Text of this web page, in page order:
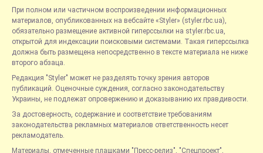
При полном или частичном воспроизведении информационных
материалов, опубликованных на вебсайте «Styler» (styler.rbc.ua),
обязательно размещение активной гиперссылки на styler.rbc.ua,
открытой для индексации поисковыми системами. Такая гиперссылка
должна быть размещена непосредственно в тексте материала не ниже
второго абзаца.
Редакция "Styler" может не разделять точку зрения авторов
публикаций. Оценочные суждения, согласно законодательству
Украины, не подлежат опровержению и доказыванию их правдивости.
За достоверность, содержание и соответствие требованиям
законодательства рекламных материалов ответственность несет
рекламодатель.
Материалы, отмеченные плашками "Пресс-релиз", "Спецпроект",